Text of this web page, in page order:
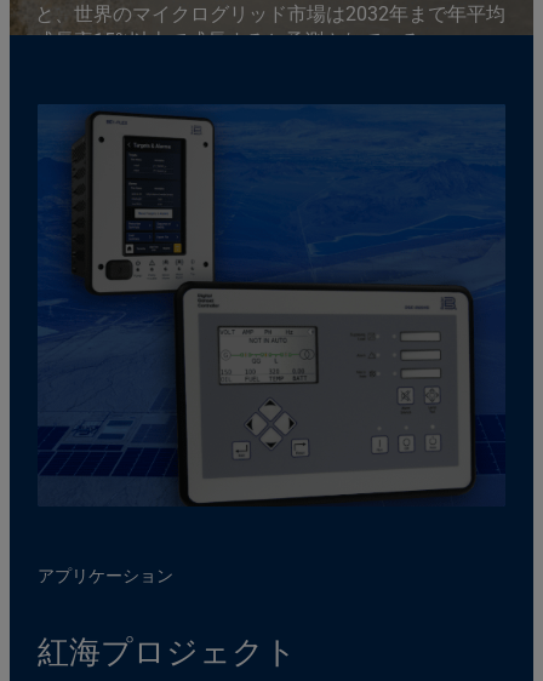
と、世界のマイクログリッド市場は2032年まで年平均
成長率15%以上で成長すると予測されている。
アプリケーション
紅海プロジェクト